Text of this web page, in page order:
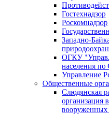
Гостехнадзор
Роскомнадзор
Западно-
ОГКУ
населения
Управление
Общественные
Слюдянская
организация
вооруженных